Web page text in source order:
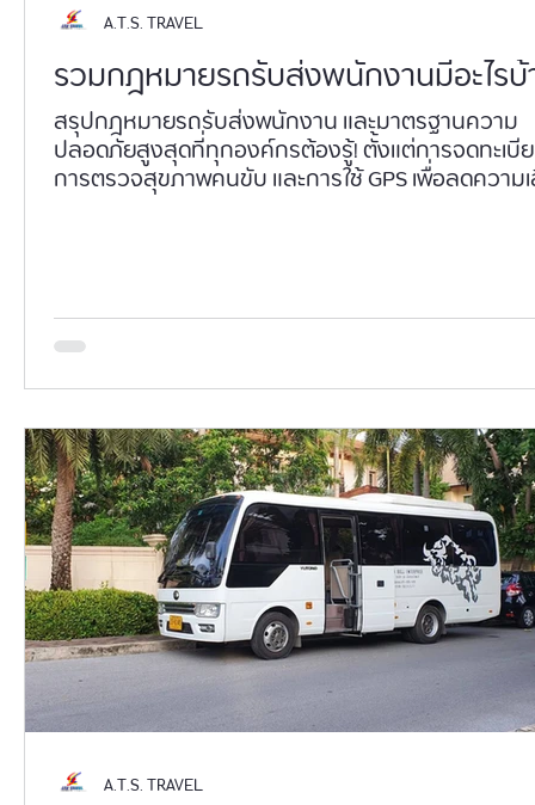
รวมกฎหมายรถรับส่งพนักงานมีอะไร
สรุปกฎหมายรถรับส่งพนักงาน และมาตรฐานความ
ปลอดภัยสูงสุดที่ทุกองค์กรต้องรู้! ตั้งแต่การจดทะเบี
การตรวจสุขภาพคนขับ และการใช้ GPS เพื่อลดความ
A.T.S. TRAVEL
A.T.S. TRAVEL